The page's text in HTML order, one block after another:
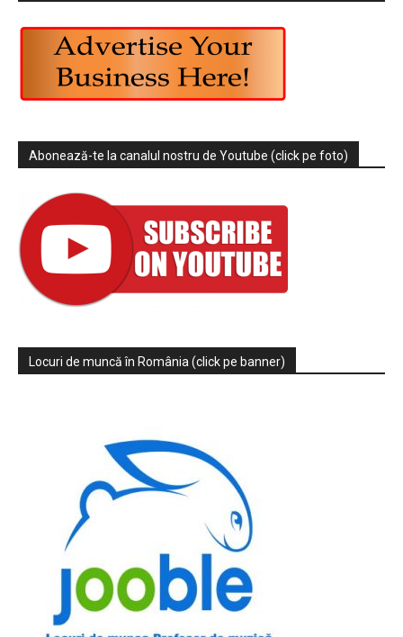
Abonează-te la canalul nostru de Youtube (click pe foto)
Locuri de muncă în România (click pe banner)